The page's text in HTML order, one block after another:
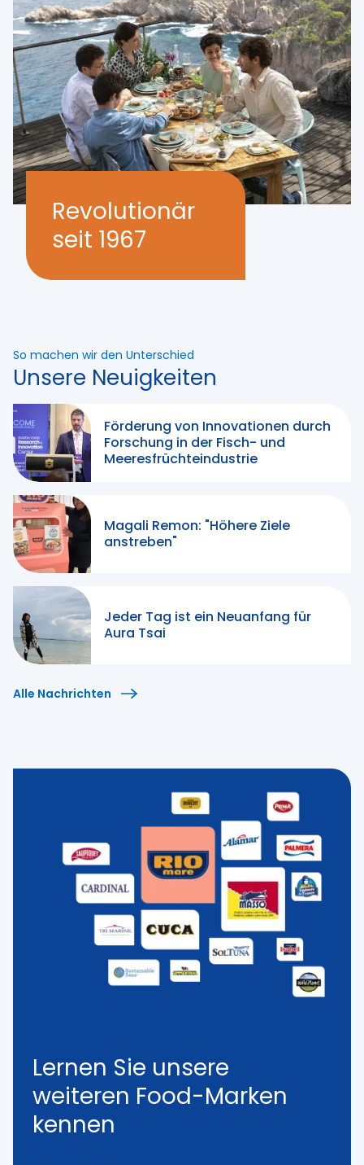
Revolutionär
seit 1967
So machen wir den Unterschied
Unsere Neuigkeiten
Förderung von Innovationen durch
Forschung in der Fisch- und
Meeresfrüchteindustrie
Magali Remon: "Höhere Ziele
anstreben"
Jeder Tag ist ein Neuanfang für
Aura Tsai
Alle Nachrichten
Lernen Sie unsere
weiteren Food-Marken
kennen